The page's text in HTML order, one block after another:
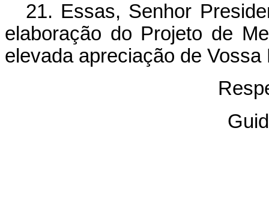
21. Essas, Senhor
elaboração do Projeto de
elevada apreciação de Vossa